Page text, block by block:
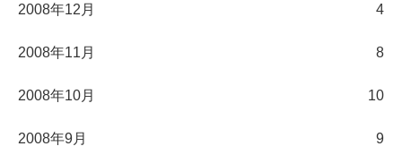
2008年12月 4
2008年11月 8
2008年10月 10
2008年9月 9